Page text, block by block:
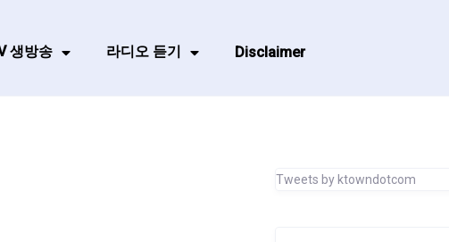
생방송 라디오 듣기 Disclaimer
Tweets by ktowndotcom